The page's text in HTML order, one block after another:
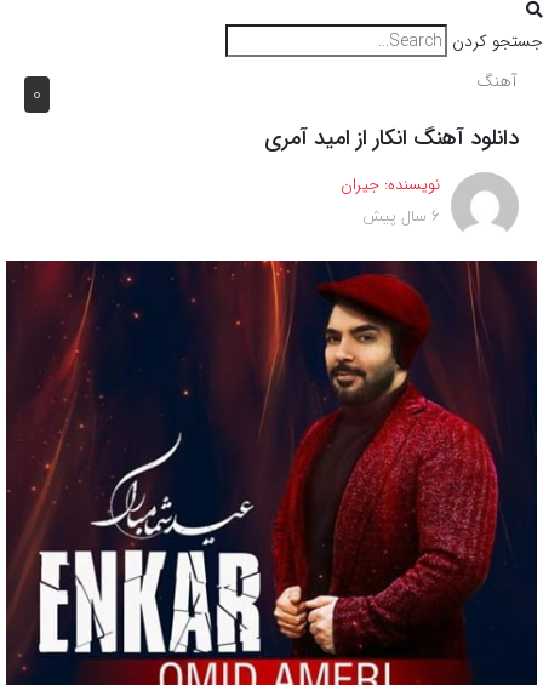
جستجو کردن
0 آهنگ
دانلود آهنگ انکار از امید آمری
نویسنده: جیران
6 سال پیش